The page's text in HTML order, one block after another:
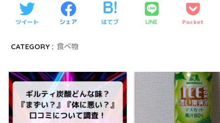
ツイート シェア はてブ LINE Pocket
CATEGORY : 食べ物